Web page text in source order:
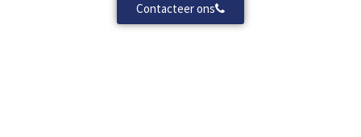
Contacteer ons